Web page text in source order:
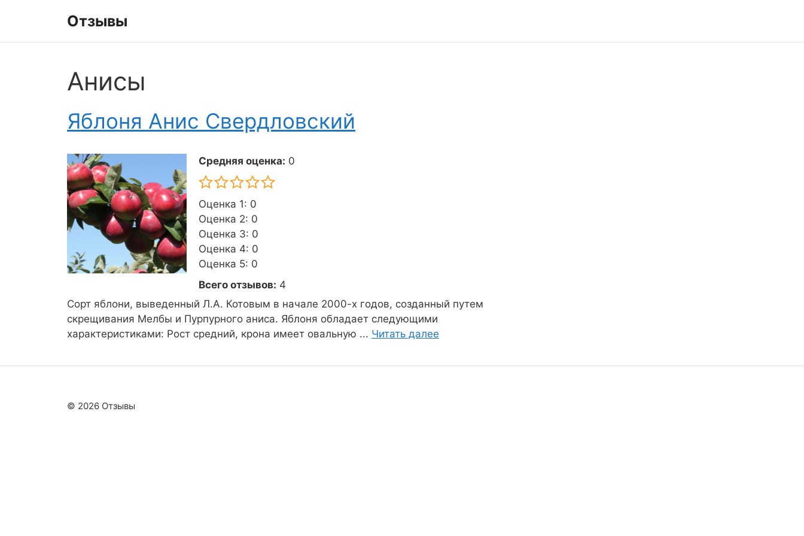
Отзывы
Анисы
Яблоня Анис Свердловский
Средняя оценка: 0
Оценка 1: 0
Оценка 2: 0
Оценка 3: 0
Оценка 4: 0
Оценка 5: 0
Всего отзывов: 4
Сорт яблони, выведенный Л.А. Котовым в начале 2000-х годов, созданный путем
скрещивания Мелбы и Пурпурного аниса. Яблоня обладает следующими
характеристиками: Рост средний, крона имеет овальную ... Читать далее
© 2026 Отзывы